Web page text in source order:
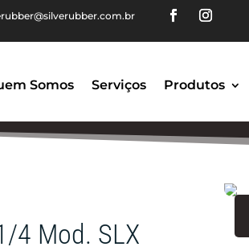
Somos Serviços Produtos
4 Mod. SLX